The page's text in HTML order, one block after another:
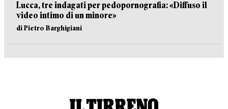
Lucca, tre indagati per pedopornografia: «Diffuso il
video intimo di un minore»
di Pietro Barghigiani